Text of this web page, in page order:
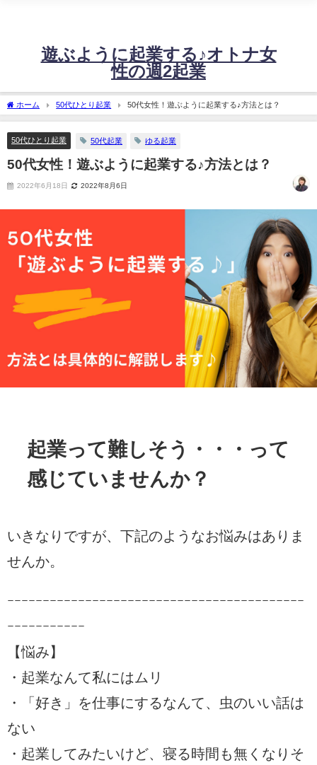
遊ぶように起業する♪オトナ女
性の週2起業
ホーム 50代ひとり起業 50代女性！遊ぶように起業する♪方法とは？
50代ひとり起業 50代起業 ゆる起業
50代女性！遊ぶように起業する♪方法とは？
2022年6月18日 2022年8月6日
起業って難しそう・・・って
感じていませんか？
いきなりですが、下記のようなお悩みはありま
せんか。
ｰｰｰｰｰｰｰｰｰｰｰｰｰｰｰｰｰｰｰｰｰｰｰｰｰｰｰｰｰｰｰｰｰｰｰｰｰｰｰｰｰｰ
ｰｰｰｰｰｰｰｰｰｰｰ
【悩み】
・起業なんて私にはムリ
・「好き」を仕事にするなんて、虫のいい話は
ない
・起業してみたいけど、寝る時間も無くなりそ